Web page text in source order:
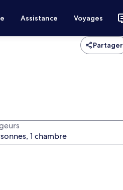
Assistance Voyages
Partager